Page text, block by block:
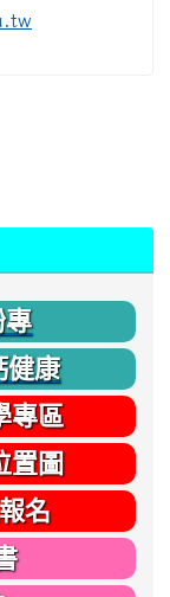
專
健康
專區
置圖
名